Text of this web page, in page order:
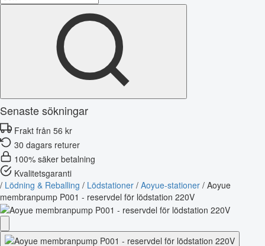
Senaste sökningar
Frakt från 56 kr
30 dagars returer
100% säker betalning
Kvalitetsgaranti
/ Lödning & Reballing / Lödstationer / Aoyue-stationer / Aoyue
membranpump P001 - reservdel för lödstation 220V